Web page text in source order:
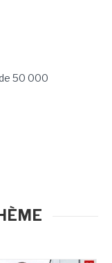
50 000